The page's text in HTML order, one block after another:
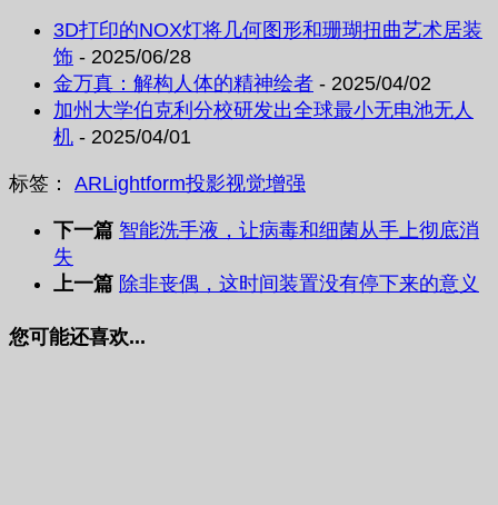
3D打印的NOX灯将几何图形和珊瑚扭曲艺术居装
饰 - 2025/06/28
金万真：解构人体的精神绘者 - 2025/04/02
加州大学伯克利分校研发出全球最小无电池无人
机 - 2025/04/01
标签： ARLightform投影视觉增强
下一篇 智能洗手液，让病毒和细菌从手上彻底消
失
上一篇 除非丧偶，这时间装置没有停下来的意义
您可能还喜欢...